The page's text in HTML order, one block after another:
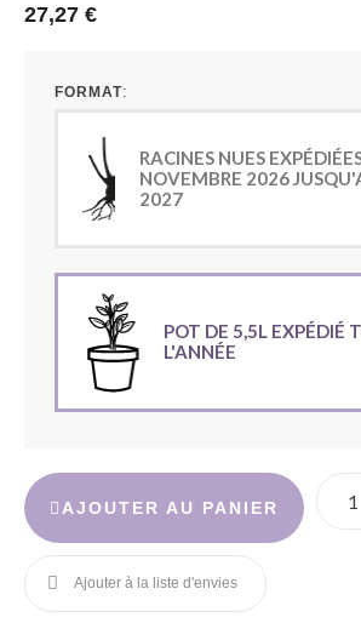
27,27 €
FORMAT
RACINES NUES
NOVEMBRE 2026
2027
POT DE 5,5L EXPÉDIÉ
L'ANNÉE
AJOUTER AU PANIER